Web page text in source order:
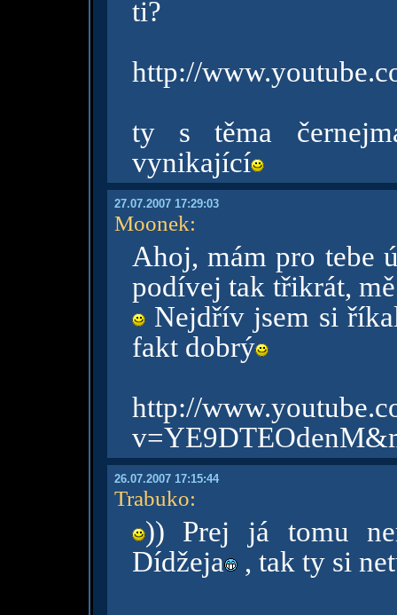
ti?
http://
ty s těma
vynikající
27.07.2007 17:29:03
Moonek:
Ahoj, mám pro tebe
podívej tak třikrát,
Nejdřív jsem si
fakt dobrý
http://
26.07.2007 17:15:44
Trabuko:
)) Prej já tomu
Dídžeja , tak ty si